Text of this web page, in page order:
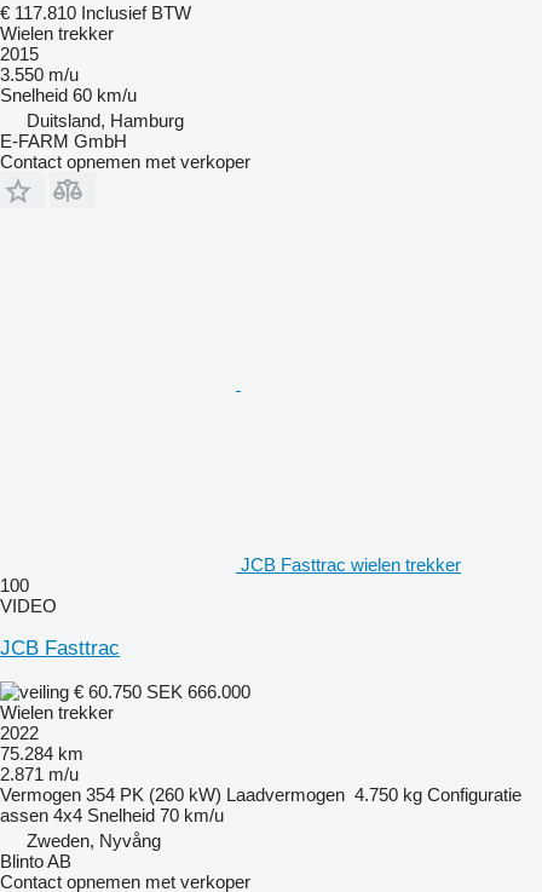
€ 117.810 Inclusief BTW
Wielen trekker
2015
3.550 m/u
Snelheid 60 km/u
Duitsland, Hamburg
E-FARM GmbH
Contact opnemen met verkoper
JCB Fasttrac wielen trekker
100
VIDEO
JCB Fasttrac
€ 60.750 SEK 666.000
Wielen trekker
2022
75.284 km
2.871 m/u
Vermogen 354 PK (260 kW) Laadvermogen 4.750 kg Configuratie
assen 4x4 Snelheid 70 km/u
Zweden, Nyvång
Blinto AB
Contact opnemen met verkoper